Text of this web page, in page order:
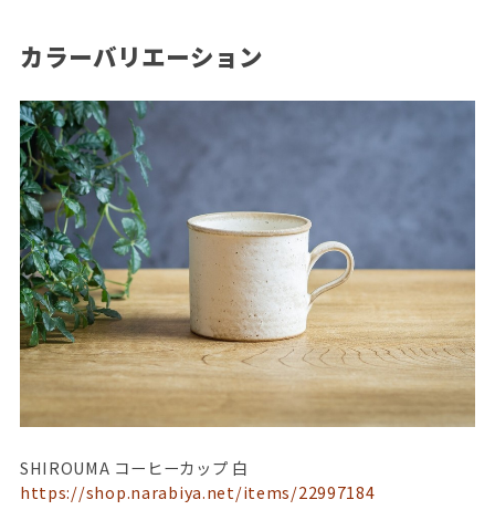
カラーバリエーション
SHIROUMA コーヒーカップ 白
https://shop.narabiya.net/items/22997184